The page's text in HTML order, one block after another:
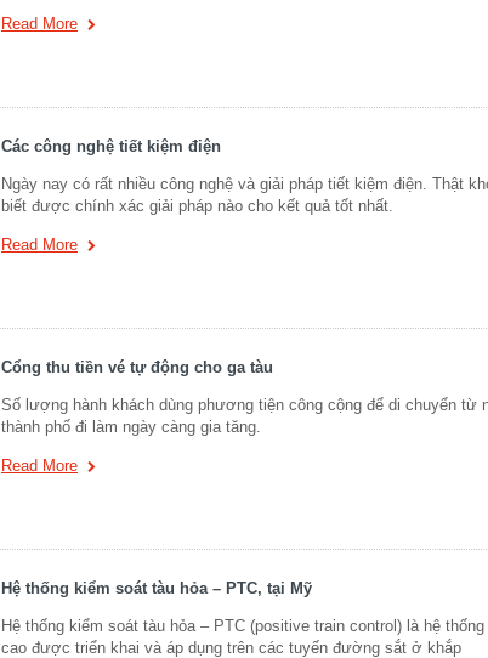
Read More
Các công nghệ tiết kiệm điện
Ngày nay có rất nhiều công nghệ và giải pháp tiết kiệm điện. Thật
biết được chính xác giải pháp nào cho kết quả tốt nhất.
Read More
Cổng thu tiền vé tự động cho ga tàu
Số lượng hành khách dùng phương tiện công cộng để di chuyển từ
thành phố đi làm ngày càng gia tăng.
Read More
Hệ thống kiểm soát tàu hỏa – PTC, tại Mỹ
Hệ thống kiểm soát tàu hỏa – PTC (positive train control) là hệ
cao được triển khai và áp dụng trên các tuyến đường sắt ở khắp